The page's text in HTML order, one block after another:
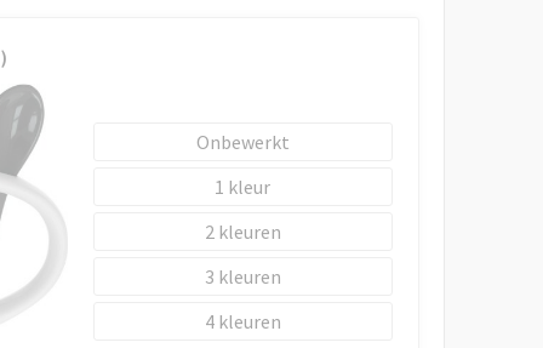
Onbewerkt
1
2
3
4